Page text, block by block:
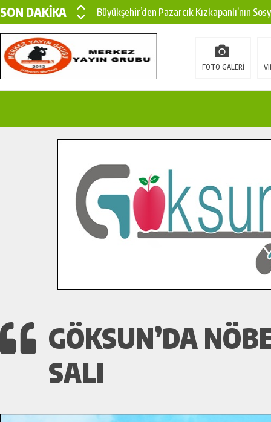
SON DAKİKA
Büyükşehir’den Pazarcık Kızkapanlı’nın
Büyükşehir’den Pazarcık Kırsalına Modern
Çin’den KSÜ’ye Uluslararası Başarı:
İlçe Jandarma Komutanı Karakaya’dan
Bertiz’in Yeni Köprüsünde Sona Doğru.
FOTO GALERİ
GÖKSUN’DA
SALI